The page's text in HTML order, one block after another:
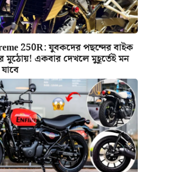
250R: যুবকদের পছন্দের বাইক
মুঠোয়! একবার দেখলে মুহূর্তেই মন